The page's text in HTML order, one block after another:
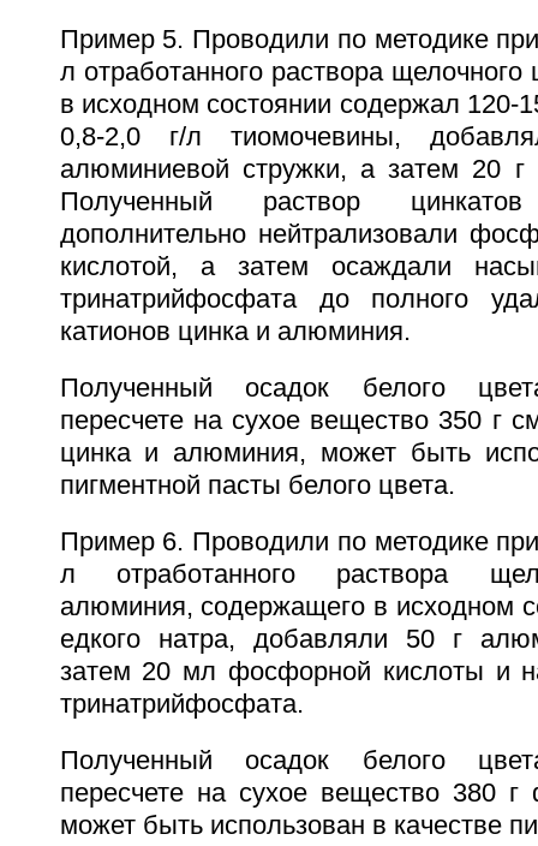
Пример 5. Проводили по методике
л отработанного раствора щелочного
в исходном состоянии содержал 120-
0,8-2,0 г/л тиомочевины,
алюминиевой стружки, а затем 20
Полученный раствор
дополнительно нейтрализовали
кислотой, а затем осаждали
тринатрийфосфата до полного
катионов цинка и алюминия.
Полученный осадок белого
пересчете на сухое вещество 350 г
цинка и алюминия, может быть
пигментной пасты белого цвета.
Пример 6. Проводили по методике
л отработанного раствора
алюминия, содержащего в исходном
едкого натра, добавляли 50 г
затем 20 мл фосфорной кислоты и
тринатрийфосфата.
Полученный осадок белого
пересчете на сухое вещество 380
может быть использован в качестве